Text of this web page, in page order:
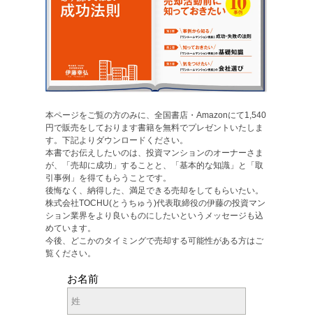
本ページをご覧の方のみに、全国書店・Amazonにて1,540
円で販売をしております書籍を無料でプレゼントいたしま
す。下記よりダウンロードください。
本書でお伝えしたいのは、投資マンションのオーナーさま
が、「売却に成功」することと、「基本的な知識」と「取
引事例」を得てもらうことです。
後悔なく、納得した、満足できる売却をしてもらいたい。
株式会社TOCHU(とうちゅう)代表取締役の伊藤の投資マン
ション業界をより良いものにしたいというメッセージも込
めています。
今後、どこかのタイミングで売却する可能性がある方はご
覧ください。
お名前